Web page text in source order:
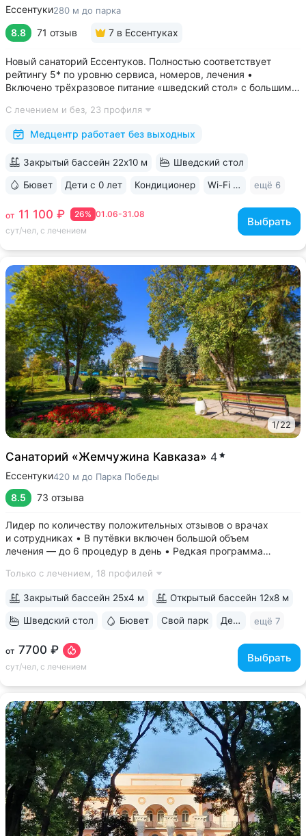
Ессентуки280 м до парка
8.8 71 отзыв 7 в Ессентуках
Новый санаторий Ессентуков. Полностью соответствует
рейтингу 5* по уровню сервиса, номеров, лечения •
Включено трёхразовое питание «шведский стол» с большим
в Ессентуках • Центр Курортной зоны: 3 минуты
до Курортного парка и Грязелечебницы им....
С лечением и без, 23 профиля
Медцентр работает без выходных
01.06-31.08
26%
от 11 100 ₽
сут/чел, с лечением
Выбрать
Закрытый бассейн 22х10 м Шведский стол
Бювет Дети с 0 лет Кондиционер Wi-Fi в номерах ещё 6
1/22
Санаторий «Жемчужина Кавказа» 4
Ессентуки420 м до Парка Победы
8.5 73 отзыва
Лидер по количеству положительных отзывов о врачах
и сотрудниках • В путёвки включен большой объем
лечения — до 6 процедур в день • Редкая программа
и эндокринолога, комплекс анализов и УЗИ, процедуры,
Только с лечением, 18 профилей
от 7700 ₽
сут/чел, с лечением
Выбрать
Закрытый бассейн 25х4 м Открытый бассейн 12х8 м
Шведский стол Бювет Свой парк Дети с 0 лет ещё 7